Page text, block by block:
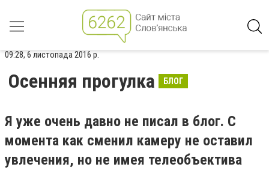
09:28, 6 листопада 2016 р.
Осенняя прогулка БЛОГ
Я уже очень давно не писал в блог. С
момента как сменил камеру не оставил
увлечения, но не имея телеобъектива